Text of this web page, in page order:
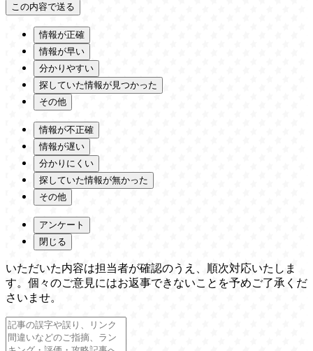
情報が正確
情報が早い
分かりやすい
探していた情報が見つかった
その他
情報が不正確
情報が遅い
分かりにくい
探していた情報が無かった
その他
アンケート
閉じる
いただいた内容は担当者が確認のうえ、順次対応いたしま
す。個々のご意見にはお返事できないことを予めご了承くだ
さいませ。